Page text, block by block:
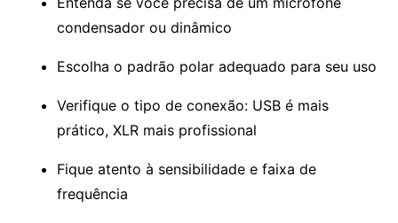
condensador ou dinâmico
Escolha o padrão polar adequado para seu uso
Verifique o tipo de conexão: USB é mais
prático, XLR mais profissional
Fique atento à sensibilidade e faixa de
frequência